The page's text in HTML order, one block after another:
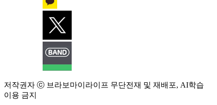
저작권자 ⓒ 브라보마이라이프 무단전재 및 재배포, AI학습
이용 금지